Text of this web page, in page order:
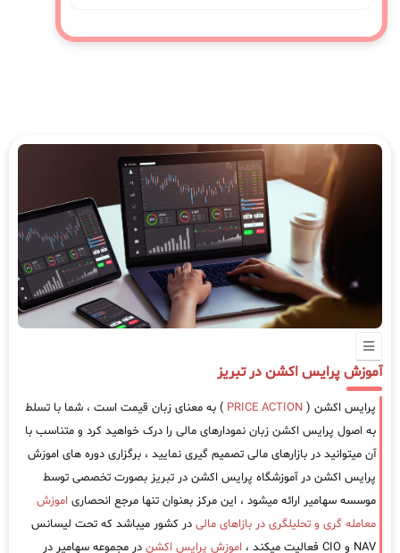
آموزش پرایس اکشن در تبریز
پرایس اکشن ( PRICE ACTION ) به معنای زبان قیمت است ، شما با تسلط
به اصول پرایس اکشن زبان نمودارهای مالی را درک خواهید کرد و متناسب با
آن میتوانید در بازارهای مالی تصمیم گیری نمایید ، برگزاری دوره های اموزش
پرایس اکشن در آموزشگاه پرایس اکشن در تبریز بصورت تخصصی توسط
موسسه سهامیر ارائه میشود ، این مرکز بعنوان تنها مرجع انحصاری اموزش
معامله گری و تحلیلگری در بازاهای مالی در کشور میباشد که تحت لیسانس
NAV و CIO فعالیت میکند ،
اموزش پرایس اکشن در مجموعه سهامیر در